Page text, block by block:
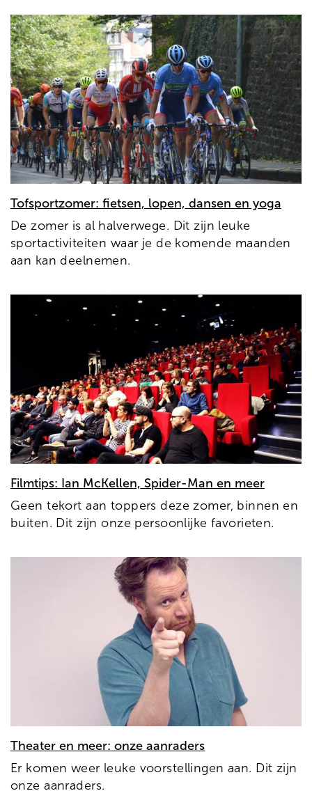
Tofsportzomer: fietsen, lopen, dansen en yoga
De zomer is al halverwege. Dit zijn leuke
sportactiviteiten waar je de komende maanden
aan kan deelnemen.
Filmtips: Ian McKellen, Spider-Man en meer
Geen tekort aan toppers deze zomer, binnen en
buiten. Dit zijn onze persoonlijke favorieten.
Theater en meer: onze aanraders
Er komen weer leuke voorstellingen aan. Dit zijn
onze aanraders.